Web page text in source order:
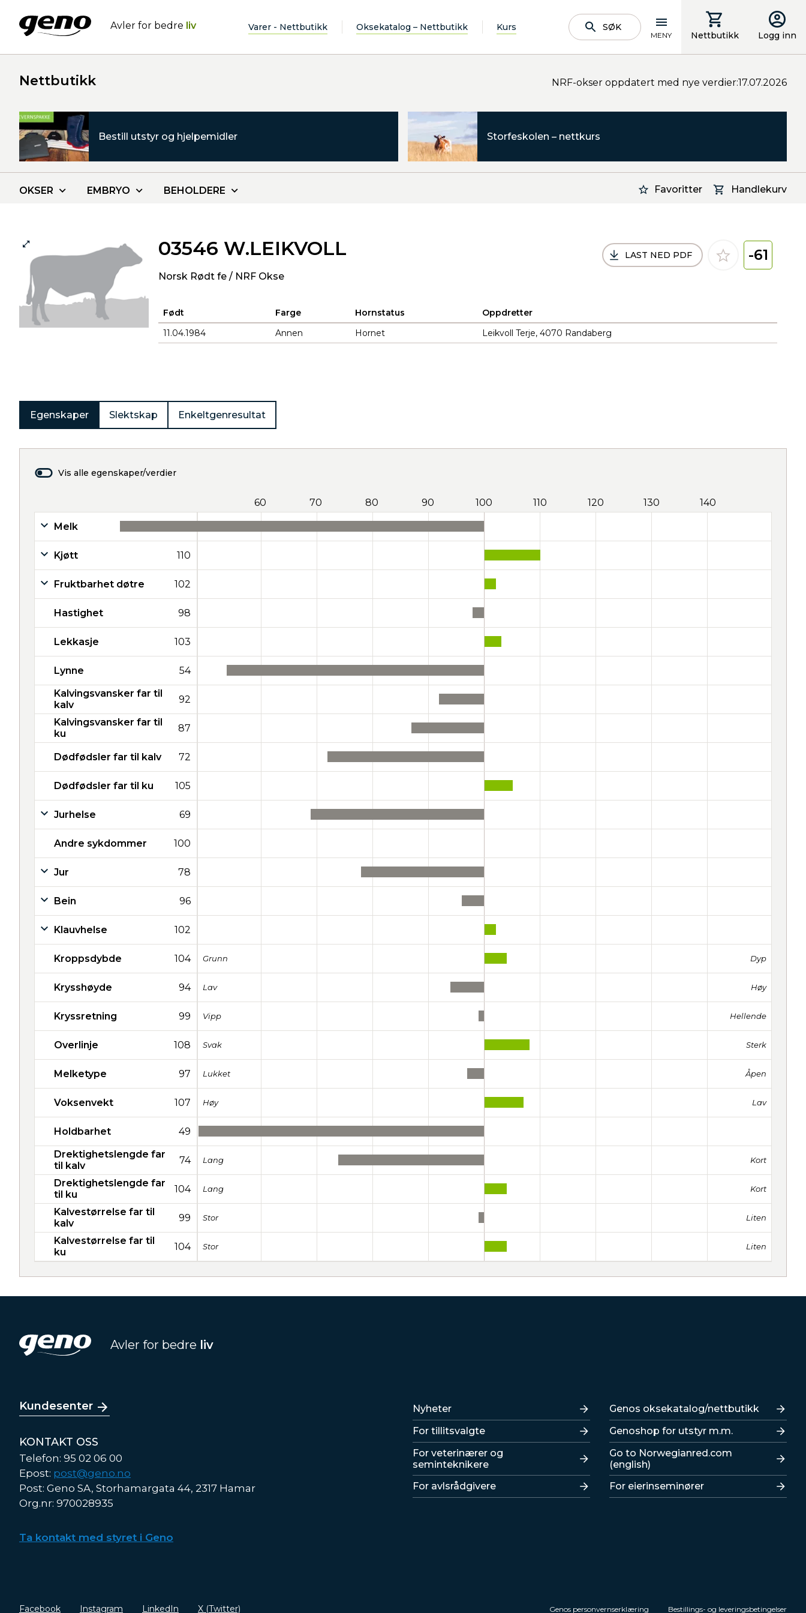
Avler for bedre liv Varer - Nettbutikk Oksekatalog – Nettbutikk Kurs SØK
MENY Nettbutikk Logg inn
Nettbutikk NRF-okser oppdatert med nye verdier:17.07.2026
Bestill utstyr og hjelpemidler Storfeskolen – nettkurs
Favoritter Handlekurv
OKSER EMBRYO BEHOLDERE
03546 W.LEIKVOLL
Norsk Rødt fe / NRF Okse
LAST NED PDF -61
Født Farge Hornstatus
Oppdretter
11.04.1984
Annen Hornet Leikvoll Terje, 4070 Randaberg
Egenskaper Slektskap Enkeltgenresultat
Vis alle egenskaper/verdier
60 70 80 90 100 110 120 130 140
Melk
Kjøtt 110
Fruktbarhet døtre 102
Hastighet 98
Lekkasje 103
Lynne 54
Kalvingsvansker far til
kalv
92
Kalvingsvansker far til
ku
87
Dødfødsler far til kalv 72
Dødfødsler far til ku 105
Jurhelse 69
Andre sykdommer 100
Jur 78
Bein 96
Klauvhelse 102
Kroppsdybde 104 Grunn Dyp
Krysshøyde 94 Lav Høy
Kryssretning 99 Vipp Hellende
Overlinje 108 Svak Sterk
Melketype 97 Lukket Åpen
Voksenvekt 107 Høy Lav
Holdbarhet 49
Drektighetslengde far
til kalv
74 Lang Kort
Drektighetslengde far
til ku
104 Lang Kort
Kalvestørrelse far til
kalv
99 Stor Liten
Kalvestørrelse far til
ku
104 Stor Liten
Avler for bedre liv
Kundesenter
KONTAKT OSS
Telefon: 95 02 06 00
Epost: post@geno.no
Post: Geno SA, Storhamargata 44, 2317 Hamar
Org.nr: 970028935
Ta kontakt med styret i Geno
Lenker
Nyheter
For tillitsvalgte
For veterinærer og
seminteknikere
For avlsrådgivere
Lenker
Genos oksekatalog/nettbutikk
Genoshop for utstyr m.m.
Go to Norwegianred.com
(english)
For eierinseminører
Facebook Instagram LinkedIn X (Twitter) Genos personvernserklæring Bestillings- og leveringsbetingelser